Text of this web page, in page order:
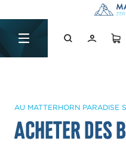
sr.skip-to.main-content
sr.skip-to.table-of-
sr.skip-to.main-navigation
Acheter des billets en ligne
Questions & Réponses
AU MATTERHORN PARADISE
Acheter des